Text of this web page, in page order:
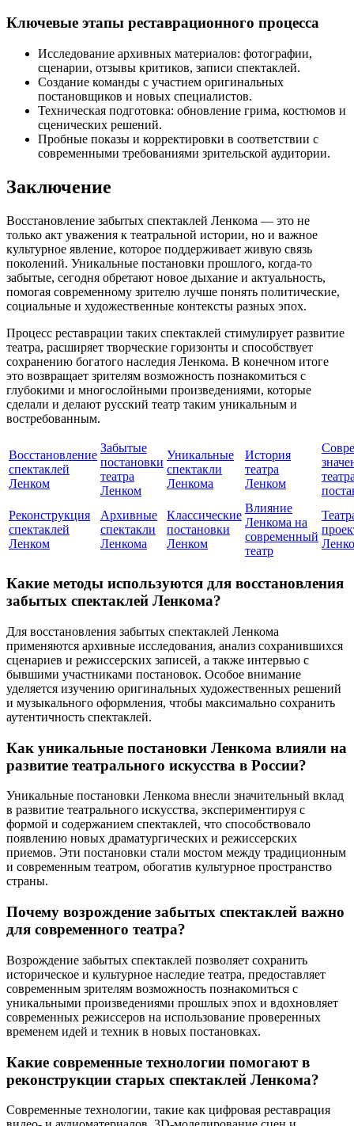
Ключевые этапы реставрационного процесса
Исследование архивных материалов: фотографии,
сценарии, отзывы критиков, записи спектаклей.
Создание команды с участием оригинальных
постановщиков и новых специалистов.
Техническая подготовка: обновление грима, костюмов и
сценических решений.
Пробные показы и корректировки в соответствии с
современными требованиями зрительской аудитории.
Заключение
Восстановление забытых спектаклей Ленкома — это не
только акт уважения к театральной истории, но и важное
культурное явление, которое поддерживает живую связь
поколений. Уникальные постановки прошлого, когда-то
забытые, сегодня обретают новое дыхание и актуальность,
помогая современному зрителю лучше понять политические,
социальные и художественные контексты разных эпох.
Процесс реставрации таких спектаклей стимулирует развитие
театра, расширяет творческие горизонты и способствует
сохранению богатого наследия Ленкома. В конечном итоге
это возвращает зрителям возможность познакомиться с
глубокими и многослойными произведениями, которые
сделали и делают русский театр таким уникальным и
востребованным.
Восстановление
спектаклей
Ленком
Забытые
постановки
театра
Ленком
Уникальные
спектакли
Ленкома
История
театра
Ленком
Реконструкция
спектаклей
Ленком
Архивные
спектакли
Ленкома
Классические
постановки
Ленком
Влияние
Ленкома на
современный
театр
Какие методы используются для восстановления
забытых спектаклей Ленкома?
Для восстановления забытых спектаклей Ленкома
применяются архивные исследования, анализ сохранившихся
сценариев и режиссерских записей, а также интервью с
бывшими участниками постановок. Особое внимание
уделяется изучению оригинальных художественных решений
и музыкального оформления, чтобы максимально сохранить
аутентичность спектаклей.
Как уникальные постановки Ленкома влияли на
развитие театрального искусства в России?
Уникальные постановки Ленкома внесли значительный вклад
в развитие театрального искусства, экспериментируя с
формой и содержанием спектаклей, что способствовало
появлению новых драматургических и режиссерских
приемов. Эти постановки стали мостом между традиционным
и современным театром, обогатив культурное пространство
страны.
Почему возрождение забытых спектаклей важно
для современного театра?
Возрождение забытых спектаклей позволяет сохранить
историческое и культурное наследие театра, предоставляет
современным зрителям возможность познакомиться с
уникальными произведениями прошлых эпох и вдохновляет
современных режиссеров на использование проверенных
временем идей и техник в новых постановках.
Какие современные технологии помогают в
реконструкции старых спектаклей Ленкома?
Современные технологии, такие как цифровая реставрация